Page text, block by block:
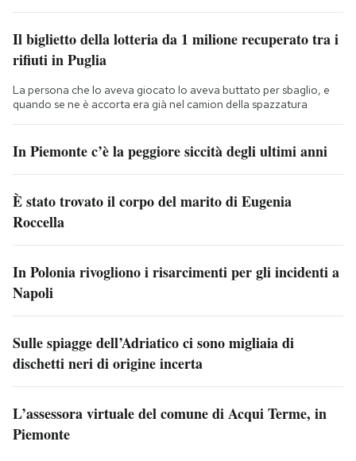
Il biglietto della lotteria da 1 milione recuperato tra i
rifiuti in Puglia
La persona che lo aveva giocato lo aveva buttato per sbaglio, e
quando se ne è accorta era già nel camion della spazzatura
In Piemonte c’è la peggiore siccità degli ultimi anni
È stato trovato il corpo del marito di Eugenia
Roccella
In Polonia rivogliono i risarcimenti per gli incidenti a
Napoli
Sulle spiagge dell’Adriatico ci sono migliaia di
dischetti neri di origine incerta
L’assessora virtuale del comune di Acqui Terme, in
Piemonte